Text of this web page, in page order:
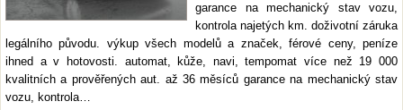
garance na mechanický stav vozu,
kontrola najetých km. doživotní záruka
legálního původu. výkup všech modelů a značek, férové ceny, peníze
ihned a v hotovosti. automat, kůže, navi, tempomat více než 19 000
kvalitních a prověřených aut. až 36 měsíců garance na mechanický stav
vozu, kontrola…